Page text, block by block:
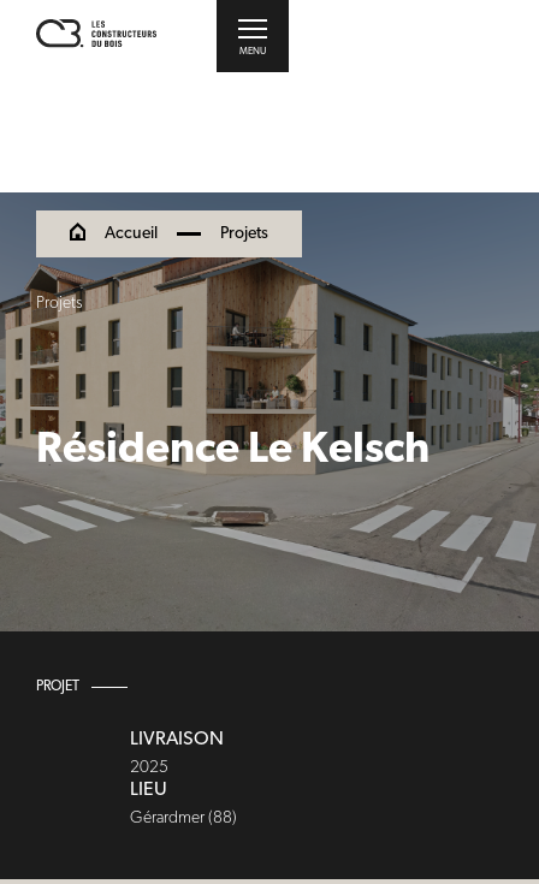
MENU
Accueil Projets
Projets
Résidence Le Kelsch
PROJET
LIVRAISON
2025
LIEU
Gérardmer (88)